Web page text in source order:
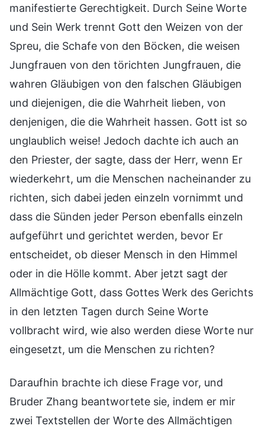
manifestierte Gerechtigkeit. Durch Seine Worte
und Sein Werk trennt Gott den Weizen von der
Spreu, die Schafe von den Böcken, die weisen
Jungfrauen von den törichten Jungfrauen, die
wahren Gläubigen von den falschen Gläubigen
und diejenigen, die die Wahrheit lieben, von
denjenigen, die die Wahrheit hassen. Gott ist so
unglaublich weise! Jedoch dachte ich auch an
den Priester, der sagte, dass der Herr, wenn Er
wiederkehrt, um die Menschen nacheinander zu
richten, sich dabei jeden einzeln vornimmt und
dass die Sünden jeder Person ebenfalls einzeln
aufgeführt und gerichtet werden, bevor Er
entscheidet, ob dieser Mensch in den Himmel
oder in die Hölle kommt. Aber jetzt sagt der
Allmächtige Gott, dass Gottes Werk des Gerichts
in den letzten Tagen durch Seine Worte
vollbracht wird, wie also werden diese Worte nur
eingesetzt, um die Menschen zu richten?
Daraufhin brachte ich diese Frage vor, und
Bruder Zhang beantwortete sie, indem er mir
zwei Textstellen der Worte des Allmächtigen